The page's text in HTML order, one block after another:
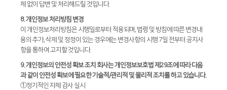
체 없이 답변 및 처리해드릴 것입니다.
8. 개인정보 처리방침 변경
이 개인정보처리방침은 시행일로부터 적용되며, 법령 및 방침에 따른 변경내
용의 추가, 삭제 및 정정이 있는 경우에는 변경사항의 시행 7일 전부터 공지사
항을 통하여 고지할 것입니다.
9. 개인정보의 안전성 확보 조치 회사는 개인정보보호법 제29조에 따라 다음
과 같이 안전성 확보에 필요한 기술적/관리적 및 물리적 조치를 하고 있습니다.
①정기적인 자체 감사 실시